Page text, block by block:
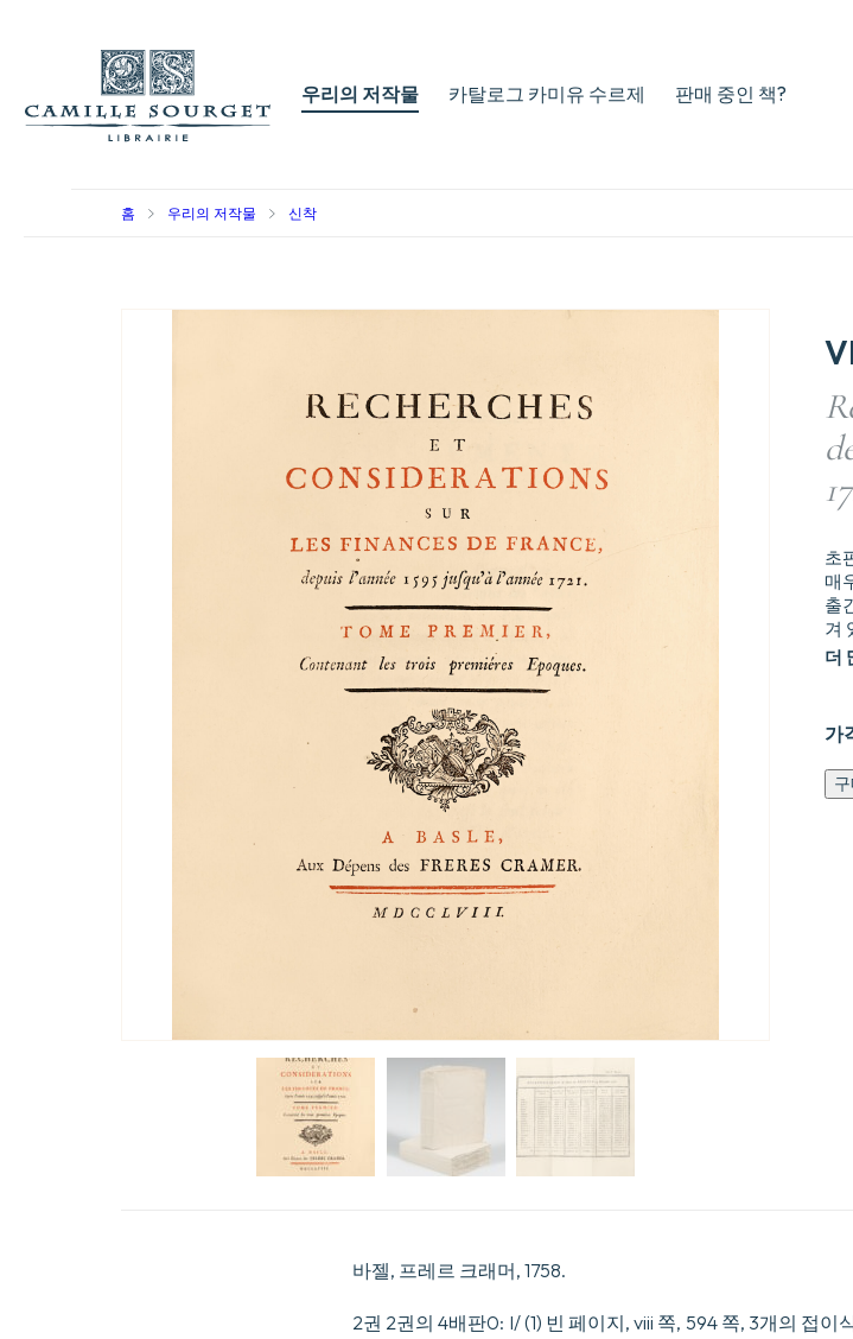
우리의 저작물 카탈로그 카미유 수르제 판매 중인 책?
홈 우리의 저작물 신착
가
초
매
출
겨
더
et
바젤, 프레르 크래머, 1758.
2권 2권의 4배판0: I/ (1) 빈 페이지, viii 쪽, 594 쪽, 3개의 접이